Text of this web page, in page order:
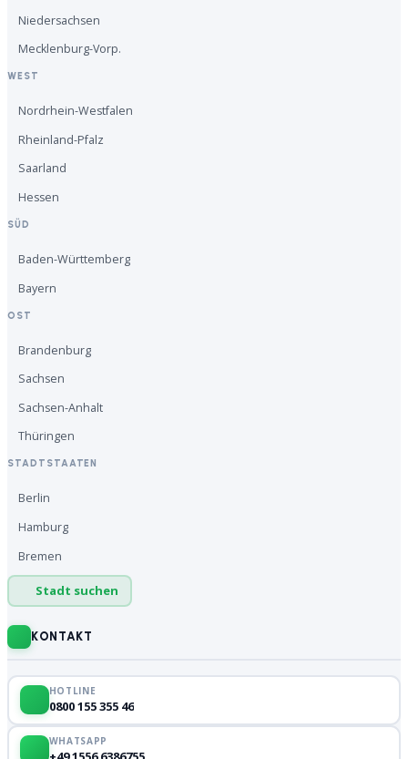
Niedersachsen
Mecklenburg-Vorp.
WEST
Nordrhein-Westfalen
Rheinland-Pfalz
Saarland
Hessen
SÜD
Baden-Württemberg
Bayern
OST
Brandenburg
Sachsen
Sachsen-Anhalt
Thüringen
STADTSTAATEN
Berlin
Hamburg
Bremen
Stadt suchen
KONTAKT
HOTLINE
0800 155 355 46
WHATSAPP